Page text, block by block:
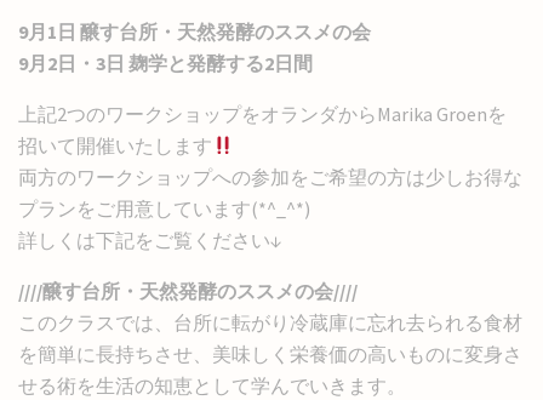
9月1日 醸す台所・天然発酵のススメの会
9月2日・3日 麹学と発酵する2日間
上記2つのワークショップをオランダからMarika Groenを
招いて開催いたします
両方のワークショップへの参加をご希望の方は少しお得な
プランをご用意しています(*^_^*)
詳しくは下記をご覧ください↓
////醸す台所・天然発酵のススメの会////
このクラスでは、台所に転がり冷蔵庫に忘れ去られる食材
を簡単に長持ちさせ、美味しく栄養価の高いものに変身さ
せる術を生活の知恵として学んでいきます。